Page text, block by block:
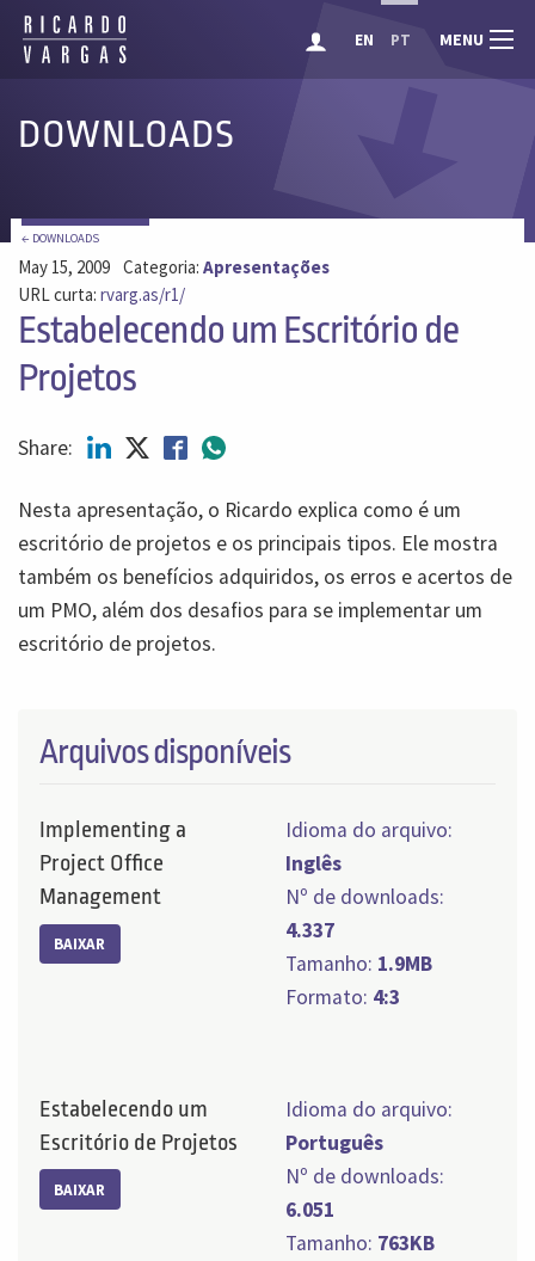
EN PT MENU
DOWNLOADS
← DOWNLOADS
May 15, 2009 Categoria: Apresentações
URL curta: rvarg.as/r1/
Estabelecendo um Escritório de
Projetos
Share:
Nesta apresentação, o Ricardo explica como é um
escritório de projetos e os principais tipos. Ele mostra
também os benefícios adquiridos, os erros e acertos de
um PMO, além dos desafios para se implementar um
escritório de projetos.
Arquivos disponíveis
Implementing a
Project Office
Management
BAIXAR
Idioma do arquivo:
Inglês
Nº de downloads:
4.337
Tamanho: 1.9MB
Formato: 4:3
Estabelecendo um
Escritório de Projetos
BAIXAR
Idioma do arquivo:
Português
Nº de downloads:
6.051
Tamanho: 763KB